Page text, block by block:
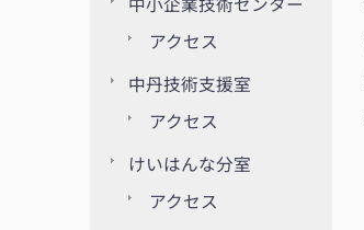
アクセス
中丹技術支援室
アクセス
けいはんな分室
アクセス